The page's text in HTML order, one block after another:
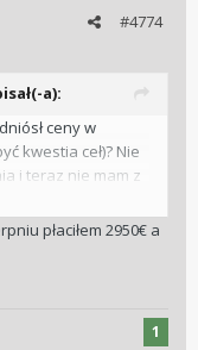
#4774
a):
ceny w
kwestia ceł)? Nie
i teraz nie mam z
płaciłem 2950€ a
1